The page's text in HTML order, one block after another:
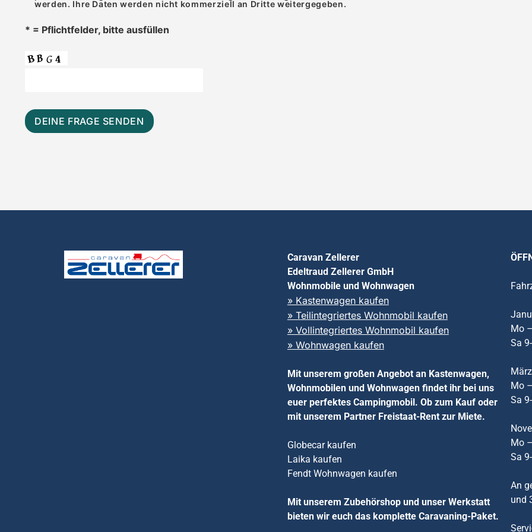
werden. Ihre Daten werden nicht kommerziell an Dritte weitergegeben.
* = Pflichtfelder, bitte ausfüllen
Caravan Zellerer
Edeltraud Zellerer GmbH
Wohnmobile und Wohnwagen
» Kastenwagen kaufen
» Teilintegriertes Wohnmobil kaufen
» Vollintegriertes Wohnmobil kaufen
» Wohnwagen kaufen
Mit unserem großen Angebot an Kastenwagen,
Wohnmobilen und Wohnwagen findet ihr bei uns
euer perfektes Campingmobil. Ob zum Kauf oder
mit unserem Partner Freistaat-Rent zur Miete.
Globecar kaufen
Laika kaufen
Fendt Wohnwagen kaufen
Mit unserem Zubehörshop und unser Werkstatt
bieten wir euch das komplette Caravaning-Paket.
Mo
Sa
Mo
Sa
Mo
Sa
An
und